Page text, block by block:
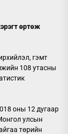
өртөж
гэмт
108 утасны
оны 12 дугаар
улсын
төрийн